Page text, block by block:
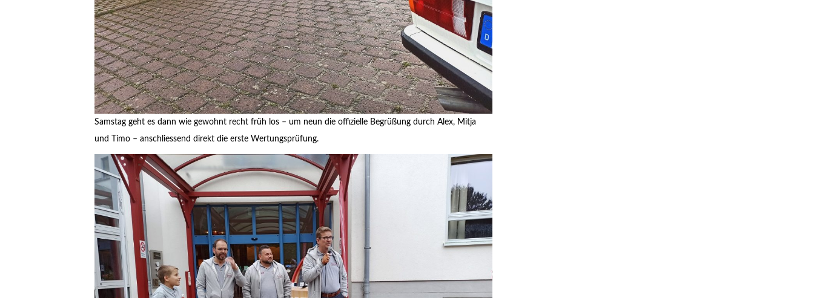
Samstag geht es dann wie gewohnt recht früh los – um neun die offizielle Begrüßung durch Alex, Mitja
und Timo – anschliessend direkt die erste Wertungsprüfung.